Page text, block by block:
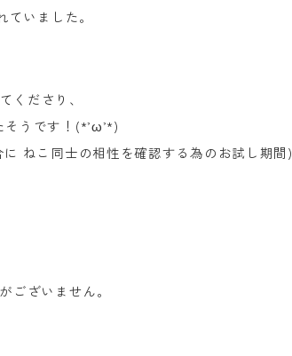
ていました。
くださり、
うです！(*’ω’*)
ねこ同士の相性を確認する為のお試し期間)
ございません。